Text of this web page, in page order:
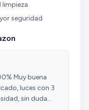
limpieza
seguridad
Muy buena
luces con 3
sin duda